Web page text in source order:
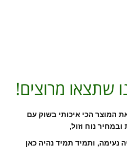
שתצאו מרוצים!
המוצר הכי איכותי בשוק עם
ובמחיר נוח וזול,
נעימה, ותמיד תמיד נהיה כאן